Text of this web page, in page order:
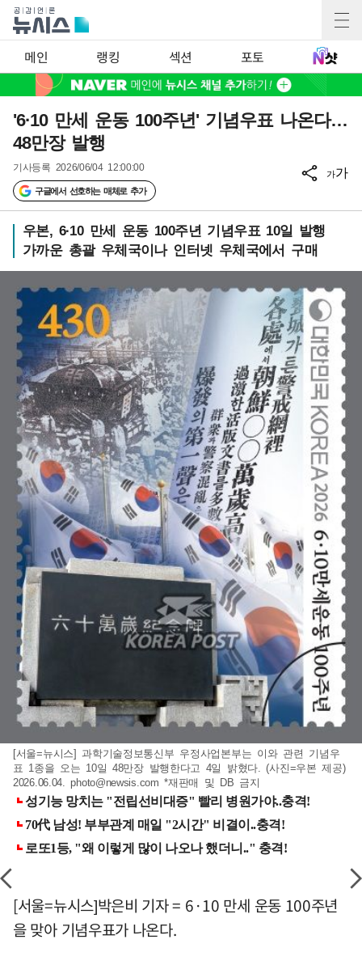
메인 랭킹 섹션 포토
'6·10 만세 운동 100주년' 기념우표 나온다…
48만장 발행
기사등록 2026/06/04 12:00:00
구글에서 선호하는 매체로 추가
가가
우본, 6·10 만세 운동 100주년 기념우표 10일 발행
가까운 총괄 우체국이나 인터넷 우체국에서 구매
[서울=뉴시스] 과학기술정보통신부 우정사업본부는 이와 관련 기념우
표 1종을 오는 10일 48만장 발행한다고 4일 밝혔다. (사진=우본 제공)
2026.06.04.photo@newsis.com *재판매 및 DB 금지
[서울=뉴시스]박은비 기자 = 6·10 만세 운동 100주년
을 맞아 기념우표가 나온다.